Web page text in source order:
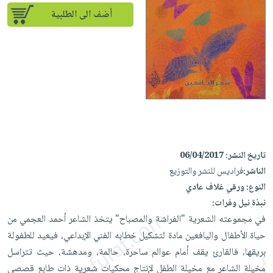
كتب
أكاديمية
صندوق
القراءة
English
iKitab
بلا
حدود
أسئلة
يتكرر
طرحها
على
Android
تحميل
iKitab
على
Apple
أسئلة
يتكرر
طرحها
تحميل
masmu3
على
على
Apple
المواضيع
الأكثر
مبيعاً
إختياراتنا
وسائل
جوائز
تعليمية
الصحة
والعناية
الشخصية
جديد
العناية
الشخصية
العناية
وتصفيف
الشعر
العناية
بالجسم
والسفرة
جديد
الكل
أواني
الطهي
أدوات
متجر
الهدايا
أقسام
أضف الى الطلبية
تاريخ النشر:06/04/2017
الناشر:فراديس للنشر والتوزيع
النوع:ورقي غلاف عادي
نبذة نيل وفرات:
في مجموعته الشعرية "الفراشة والمصباح" يتخذ الشاعر أحمد العجمي من
حياة الأطفال واليافعين مادة لتشكيل خطابه الفني الإبداعي، فيعيد للطفولة
بريقها، فالقارئ يقف أمام عوالم ساحرة، حالمة، ومدهشة، حيث تتراسل
مخيلة الشاعر مع مخيلة الطفل لإنتاج محكيات شعرية ذات طابع قصصي